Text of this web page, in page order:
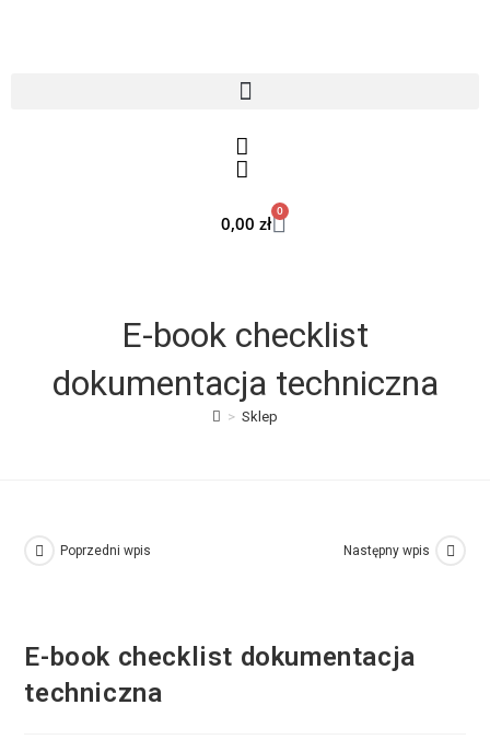
0,00zł
0
E-book checklist
dokumentacja techniczna
> Sklep
Poprzedni wpis Następny wpis
E-book checklist dokumentacja
techniczna